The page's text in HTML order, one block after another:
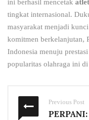
ini berhasil mencetak
tingkat internasional.
masyarakat menjadi
komitmen berkelanjutan,
Indonesia menuju
popularitas olahraga ini
Previous Post